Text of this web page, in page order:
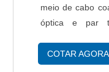
meio de cabo
óptica e par
e segurança
COTAR AGORA